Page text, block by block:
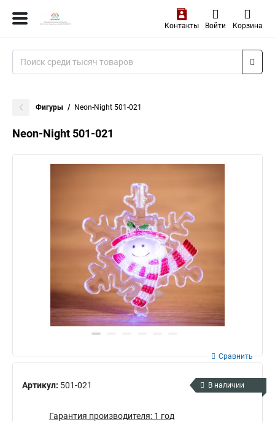
Контакты Войти Корзина
Фигуры Neon-Night 501-021
Neon-Night 501-021
Артикул: 501-021
Сравнить
В наличии
Гарантия производителя: 1 год